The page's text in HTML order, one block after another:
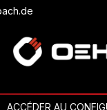
ACCÉDER AU